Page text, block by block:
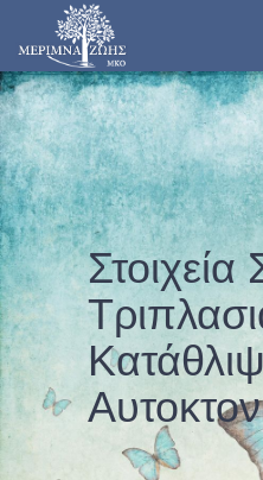
Στοιχεία